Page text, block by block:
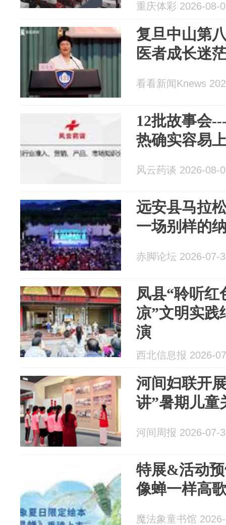
重庆体彩 2026-08-
复旦中山第
医者成长迷
看看新闻Knews
12批故事会
热确实容易
风云药谈 2026-08-
远安县马拉
一场别样的
赤脚论坛 2026-07-
凤县“聆听红
凉”文明实践
演
西北信息报 2026-
河间妇联开
讲”暑期儿童
河间周报 2026-07-
特展&活动
像蝉一样高
魔法象童书馆